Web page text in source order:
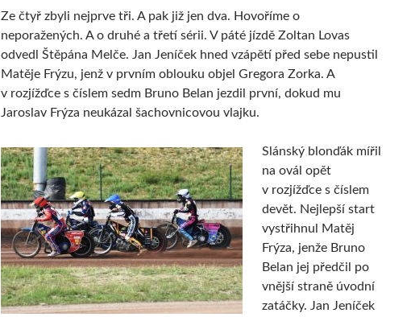
Ze čtyř zbyli nejprve tři. A pak již jen dva. Hovoříme o
neporažených. A o druhé a třetí sérii. V páté jízdě Zoltan Lovas
odvedl Štěpána Melče. Jan Jeníček hned vzápětí před sebe nepustil
Matěje Frýzu, jenž v prvním oblouku objel Gregora Zorka. A
v rozjížďce s číslem sedm Bruno Belan jezdil první, dokud mu
Jaroslav Frýza neukázal šachovnicovou vlajku.
Slánský blonďák mířil
na ovál opět
v rozjížďce s číslem
devět. Nejlepší start
vystřihnul Matěj
Frýza, jenže Bruno
Belan jej předčil po
vnější straně úvodní
zatáčky. Jan Jeníček